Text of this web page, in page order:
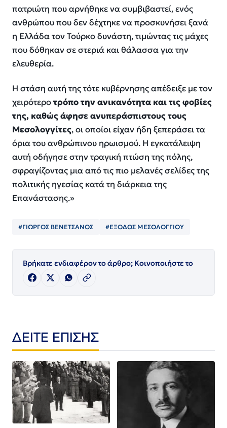
πατριώτη που αρνήθηκε να συμβιβαστεί, ενός
ανθρώπου που δεν δέχτηκε να προσκυνήσει ξανά
η Ελλάδα τον Τούρκο δυνάστη, τιμώντας τις μάχες
που δόθηκαν σε στεριά και θάλασσα για την
ελευθερία.
Η στάση αυτή της τότε κυβέρνησης απέδειξε με τον
χειρότεροτρόπο την ανικανότητα και τις φοβίες
της, καθώς άφησε ανυπεράσπιστους τους
Μεσολογγίτες, οι οποίοι είχαν ήδη ξεπεράσει τα
όρια του ανθρώπινου ηρωισμού. Η εγκατάλειψη
αυτή οδήγησε στην τραγική πτώση της πόλης,
σφραγίζοντας μια από τις πιο μελανές σελίδες της
πολιτικής ηγεσίας κατά τη διάρκεια της
Επανάστασης.»
#ΓΙΩΡΓΟΣ ΒΕΝΕΤΣΑΝΟΣ #ΕΞΟΔΟΣ ΜΕΣΟΛΟΓΓΙΟΥ
Βρήκατε ενδιαφέρον το άρθρο; Κοινοποιήστε το
ΔΕΙΤΕ ΕΠΙΣΗΣ